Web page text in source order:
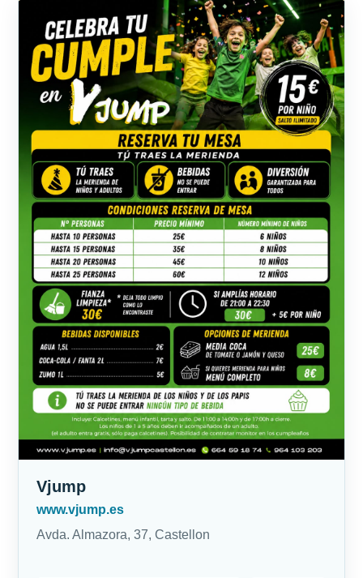
Vjump
www.vjump.es
Avda. Almazora, 37, Castellon